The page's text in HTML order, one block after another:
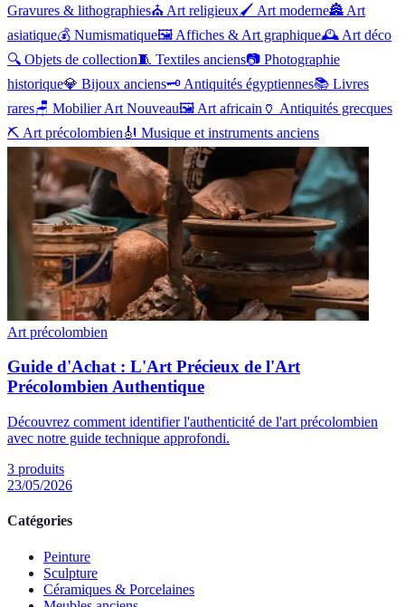
Gravures & lithographies⛪ Art religieux🖌️ Art moderne🏯 Art
asiatique💰 Numismatique🖼️ Affiches & Art graphique🕰️ Art déco
🔍 Objets de collection🧵 Textiles anciens📷 Photographie
historique💎 Bijoux anciens🗝️ Antiquités égyptiennes📚 Livres
rares🪑 Mobilier Art Nouveau🖼️ Art africain 🏺 Antiquités grecques
⛏️ Art précolombien🎻 Musique et instruments anciens
Art précolombien
Guide d'Achat : L'Art Précieux de l'Art
Précolombien Authentique
Découvrez comment identifier l'authenticité de l'art précolombien
avec notre guide technique approfondi.
3 produits
23/05/2026
Catégories
Peinture
Sculpture
Céramiques & Porcelaines